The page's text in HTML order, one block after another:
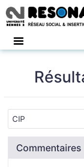
Commentaires